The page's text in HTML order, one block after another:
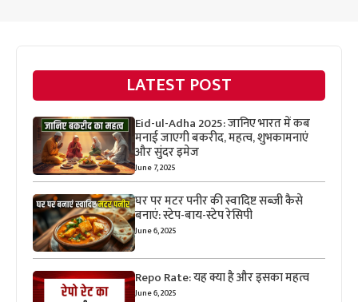
LATEST POST
Eid-ul-Adha 2025: जानिए भारत में कब
मनाई जाएगी बकरीद, महत्व, शुभकामनाएं
और सुंदर इमेज
June 7, 2025
घर पर मटर पनीर की स्वादिष्ट सब्जी कैसे
बनाएं: स्टेप-बाय-स्टेप रेसिपी
June 6, 2025
Repo Rate: यह क्या है और इसका महत्व
June 6, 2025